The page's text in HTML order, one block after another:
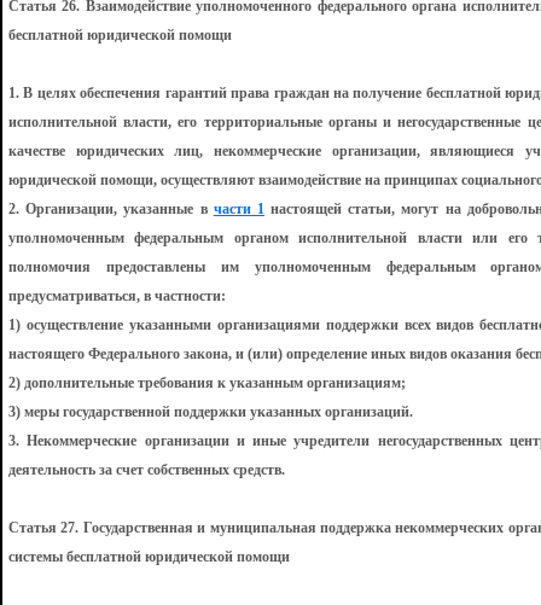
Статья 26. Взаимодействие уполномоченного федерального органа
бесплатной юридической помощи
1. В целях обеспечения гарантий права граждан на получение бесплатной
исполнительной власти, его территориальные органы и
качестве юридических лиц, некоммерческие организации, являющиеся
юридической помощи, осуществляют взаимодействие на принципах
2. Организации, указанные в части 1настоящей статьи, могут на
уполномоченным федеральным органом исполнительной власти или
полномочия предоставлены им уполномоченным федеральным
предусматриваться, в частности:
1) осуществление указанными организациями поддержки всех видов
настоящего Федерального закона, и (или) определение иных видов оказания
2) дополнительные требования к указанным организациям;
3) меры государственной поддержки указанных организаций.
3. Некоммерческие организации и иные учредители негосударственных
деятельность за счет собственных средств.
Статья 27. Государственная и муниципальная поддержка некоммерческих
системы бесплатной юридической помощи